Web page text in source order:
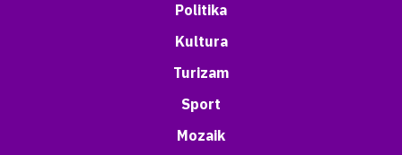
Politika
Kultura
Turizam
Sport
Mozaik